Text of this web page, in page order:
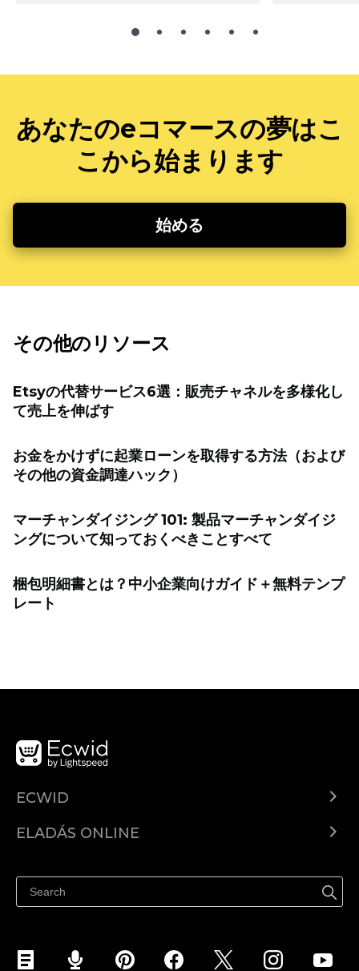
あなたのeコマースの夢はこ
こから始まります
始める
その他のリソース
Etsyの代替サービス6選：販売チャネルを多様化し
て売上を伸ばす
お金をかけずに起業ローンを取得する方法（および
その他の資金調達ハック）
マーチャンダイジング 101: 製品マーチャンダイジ
ングについて知っておくべきことすべて
梱包明細書とは？中小企業向けガイド＋無料テンプ
レート
ECWID
Árkalkuláció
ELADÁS ONLINE
Eladás a Facebookon
Eladás Instagramon